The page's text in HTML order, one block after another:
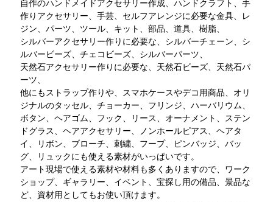
自作のハンドメイドアクセサリー作成、ハンドクラフト、手
作りアクセサリー、手芸、セルフアレンジに必要な金具、レ
ジン、パーツ、ツール、キット、部品、道具、樹脂、
シルバーアクセサリー作りに必要な、シルバーチェーン、シ
ルバービーズ、チェコビーズ、シルバーパーツ、
天然石アクセサリー作りに必要な、天然石ビーズ、天然石パ
ーツ、
他にもストラップ作りや、スマホケースやデコ用商品、オリ
ジナルのタッセル、チョーカー、フリンジ、ハーバリウム、
ボタン、ヘアゴム、フック、リース、オーナメント、ステン
ドグラス、ヘアアクセサリー、ノンホールピアス、ヘアタ
イ、リボン、ブローチ、刺繍、フープ、ピンバッジ、バッ
グ、リュックにも使える素材がいっぱいです。
アート現場で使える素材や材料も多くありますので、ワーク
ショップ、ギャラリー、イベント、宝探し用の備品、景品な
ど、資材用としてもお使い頂けます。